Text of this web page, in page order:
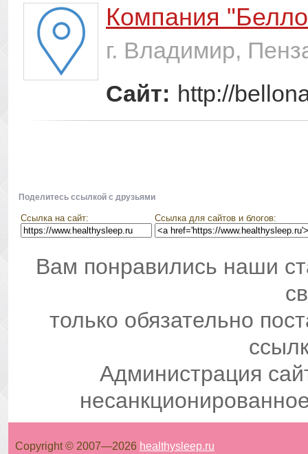
Компания
г. Владимир,
Сайт: http://
Поделитесь ссылкой с друзьями
Ссылка на сайт: Ссылка для сайтов и блогов:
Вам понравились наши
только обязательно
Администрация
Copyright © 2007—2026 healthysleep.ru